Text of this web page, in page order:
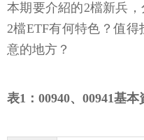
本期要介紹的2檔新兵，
2檔ETF有何特色？值
意的地方？
表1：00940、00941基本